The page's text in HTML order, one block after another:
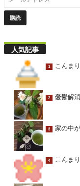
人気記事
1 こんま
2 憂鬱解
3 家の中
4 こんま